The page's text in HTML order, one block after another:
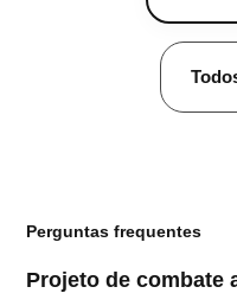
Perguntas frequentes
Projeto de combate